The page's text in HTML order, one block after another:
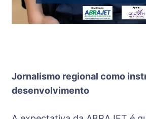
Jornalismo regional como
desenvolvimento